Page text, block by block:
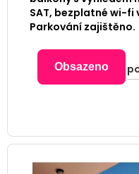
SAT, bezplatné wi-fi
Parkování zajištěno.
Obsazeno